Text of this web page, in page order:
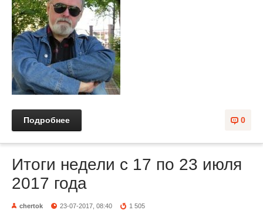
0
Подробнее
Итоги недели с 17 по 23 июля
2017 года
chertok 23-07-2017, 08:40 1 505